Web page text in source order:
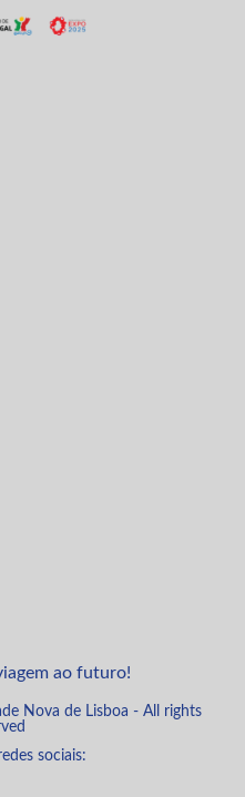
ao futuro!
Nova de Lisboa - All rights
sociais: